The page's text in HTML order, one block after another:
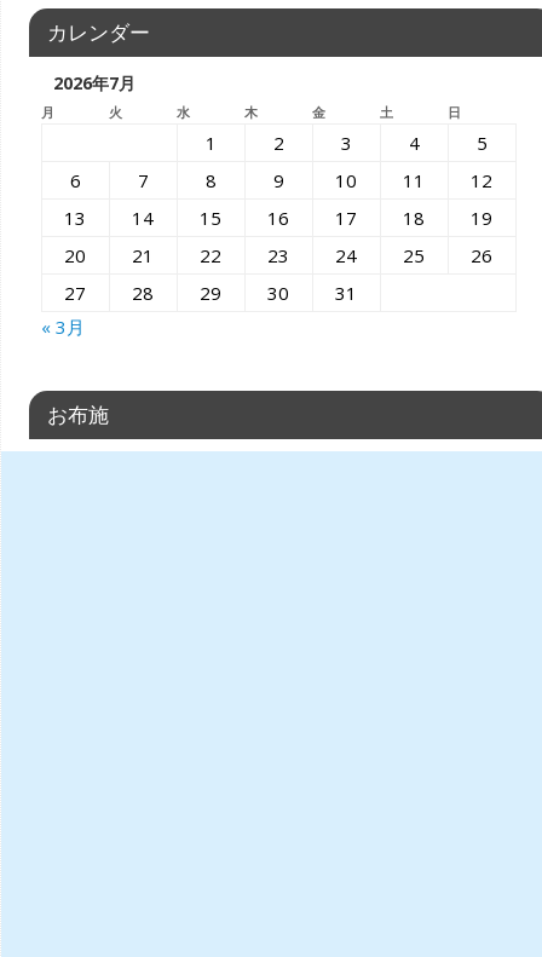
カレンダー
2026年7月
月 火 水 木 金 土 日
1 2 3 4
5
6
7 8 9 10 11
12
13
14 15 16 17 18
19
20
21 22 23 24 25
26
27
28 29 30
31
« 3月
お布施